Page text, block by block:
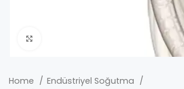
Home
Endüstriyel Soğutma